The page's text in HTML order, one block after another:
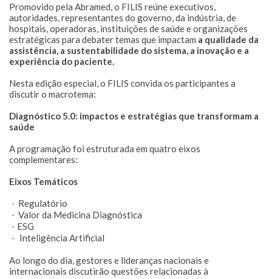
Promovido pela Abramed, o FILIS reúne executivos,
autoridades, representantes do governo, da indústria, de
hospitais, operadoras, instituições de saúde e organizações
estratégicas para debater temas que impactam a qualidade da
assistência, a sustentabilidade do sistema, a inovação e a
experiência do paciente.
Nesta edição especial, o FILIS convida os participantes a
discutir o macrotema:
Diagnóstico 5.0: impactos e estratégias que transformam a
saúde
A programação foi estruturada em quatro eixos
complementares:
Eixos Temáticos
Regulatório
Valor da Medicina Diagnóstica
ESG
Inteligência Artificial
Ao longo do dia, gestores e lideranças nacionais e
internacionais discutirão questões relacionadas à